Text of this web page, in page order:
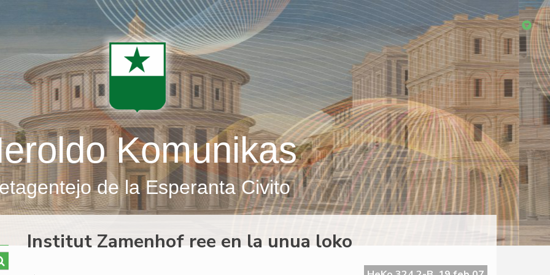
Komunikas
de la Esperanta Civito
Institut Zamenhof ree en la unua loko